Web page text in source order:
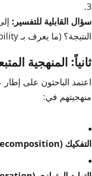
سؤال القابلية للتفسير:
النتيجة؟ (ما يعرف بـ Explainability).
ثانياً: المنهجية
منهجيتهم في:
التفكيك (Decomposition):